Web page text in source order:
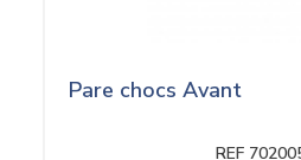
Pare chocs Avant
REF